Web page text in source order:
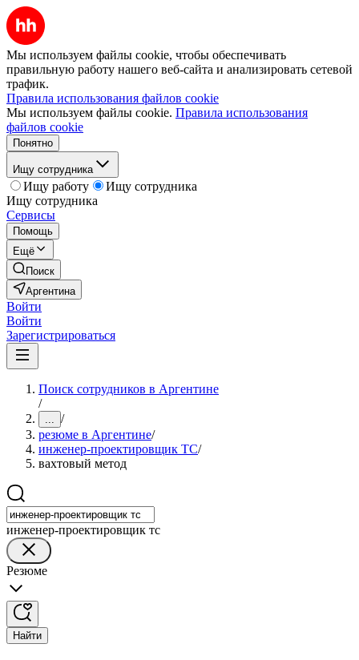
Мы используем файлы cookie, чтобы обеспечивать
правильную работу нашего веб-сайта и анализировать сетевой
трафик.
Правила использования файлов cookie
Мы используем файлы cookie. Правила использования
файлов cookie
Понятно
Ищу сотрудника
Ищу работу
Ищу сотрудника
Ищу сотрудника
Сервисы
Помощь
Ещё
Поиск
Аргентина
Войти
Войти
Зарегистрироваться
Поиск сотрудников в Аргентине
/
... /
резюме в Аргентине/
инженер-проектировщик ТС/
вахтовый метод
инженер-проектировщик тс
Резюме
Найти